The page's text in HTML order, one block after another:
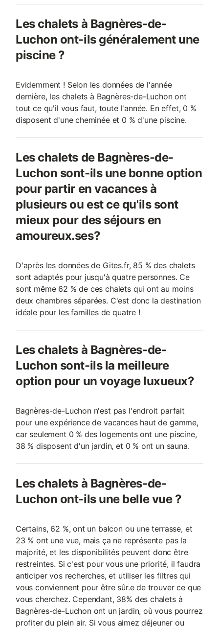
Les chalets à Bagnères-de-
Luchon ont-ils généralement une
piscine ?
Evidemment ! Selon les données de l'année
dernière, les chalets à Bagnères-de-Luchon ont
tout ce qu'il vous faut, toute l'année. En effet, 0 %
disposent d'une cheminée et 0 % d'une piscine.
Les chalets de Bagnères-de-
Luchon sont-ils une bonne option
pour partir en vacances à
plusieurs ou est ce qu'ils sont
mieux pour des séjours en
amoureux.ses?
D'après les données de Gites.fr, 85 % des chalets
sont adaptés pour jusqu'à quatre personnes. Ce
sont même 62 % de ces chalets qui ont au moins
deux chambres séparées. C'est donc la destination
idéale pour les familles de quatre !
Les chalets à Bagnères-de-
Luchon sont-ils la meilleure
option pour un voyage luxueux?
Bagnères-de-Luchon n'est pas l'endroit parfait
pour une expérience de vacances haut de gamme,
car seulement 0 % des logements ont une piscine,
38 % disposent d'un jardin, et 0 % ont un sauna.
Les chalets à Bagnères-de-
Luchon ont-ils une belle vue ?
Certains, 62 %, ont un balcon ou une terrasse, et
23 % ont une vue, mais ça ne représente pas la
majorité, et les disponibilités peuvent donc être
restreintes. Si c'est pour vous une priorité, il faudra
anticiper vos recherches, et utiliser les filtres qui
vous conviennent pour être sûr.e de trouver ce que
vous cherchez. Cependant, 38% des chalets à
Bagnères-de-Luchon ont un jardin, où vous pourrez
profiter du plein air. Si vous aimez déjeuner ou